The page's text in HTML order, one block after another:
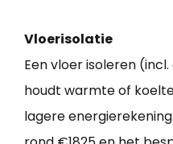
Vloerisolatie
Een vloer isoleren
houdt warmte of
lagere